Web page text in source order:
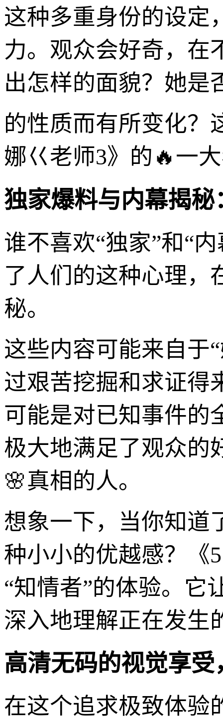
这种多重身份的设定
力。观众会好奇，在
出怎样的面貌？她是
的性质而有所变化？
娜巜老师3》的🔥一
独家爆料与内幕揭
谁不喜欢“独家”和“
了人们的这种心理，
秘。
这些内容可能来自于
过艰苦挖掘和求证得
可能是对已知事件的
极大地满足了观众的
🌸真相的人。
想象一下，当你知道
种小小的优越感？《
“知情者”的体验。它
深入地理解正在发生
高清无码的视觉享
在这个追求极致体验